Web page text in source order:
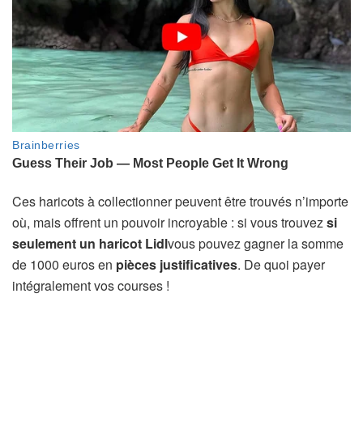
Ces haricots à collectionner peuvent être trouvés n’importe
où, mais offrent un pouvoir incroyable : si vous trouvez si
seulement un haricot Lidlvous pouvez gagner la somme
de 1000 euros en pièces justificatives. De quoi payer
intégralement vos courses !